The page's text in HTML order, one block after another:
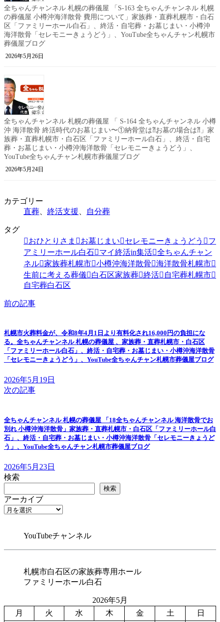
全ちゃんチャンネル 札幌の葬儀屋 「S-163 全ちゃんチャンネル 札幌
の葬儀屋 小樽沖海洋散骨 費用について」家族葬・直葬札幌市・白石
区「ファミリーホール白石」、終活・自宅葬・お墓じまい・小樽沖
海洋散骨「セレモニーきょうどう」、YouTube全ちゃんチャン札幌市
葬儀屋ブログ
2026年5月26日
全ちゃんチャンネル 札幌の葬儀屋 「 S-164 全ちゃんチャンネル 小樽
沖 海洋散骨 終活時代のお墓じまい〜①納骨堂は⁈お墓の場合は⁈」家
族葬・直葬札幌市・白石区「ファミリーホール白石」、終活・自宅
葬・お墓じまい・小樽沖海洋散骨「セレモニーきょうどう」、
YouTube全ちゃんチャン札幌市葬儀屋ブログ
2026年5月24日
カテゴリー
直葬
終活支援 自分葬
タグ
おひとりさま
お墓じまい セレモニーきょうどう
フ
アミリーホール白石
マイ終活in集活 全ちゃんチャン
ネル 家族葬札幌市 小樽沖海洋散骨
海洋散骨札幌市
生前に考える葬儀
白石区家族葬 終活
自宅葬札幌市
自宅葬白石区
前の記事
札幌市火葬料金が、令和8年4月1日より有料化され16,000円の負担にな
る。全ちゃんチャンネル 札幌の葬儀屋 、家族葬・直葬札幌市・白石区
「ファミリーホール白石」、終活・自宅葬・お墓じまい・小樽沖海洋散骨
「セレモニーきょうどう」、YouTube全ちゃんチャン札幌市葬儀屋ブログ
2026年5月19日
次の記事
全ちゃんチャンネル 札幌の葬儀屋 「18全ちゃんチャンネル 海洋散骨でお
別れ 小樽沖海洋散骨」家族葬・直葬札幌市・白石区「ファミリーホール白
石」、終活・自宅葬・お墓じまい・小樽沖海洋散骨「セレモニーきょうど
う」、YouTube全ちゃんチャン札幌市葬儀屋ブログ
2026年5月23日
検索
検索
アーカイブ
YouTubeチャンネル
札幌市白石区の家族葬専用ホール
ファミリーホール白石
2026年5月
月
火 水 木 金 土
日